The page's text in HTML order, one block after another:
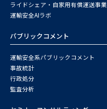
ライドシェア・自家用有償運送事業
運輸安全AIラボ
パブリックコメント
運輸安全系パブリックコメント
事故統計
行政処分
監査分析